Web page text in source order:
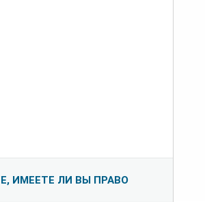
ИМЕЕТЕ ЛИ ВЫ ПРАВО